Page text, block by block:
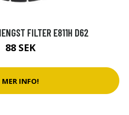
FILTER E811H D62
88 SEK
MER INFO!